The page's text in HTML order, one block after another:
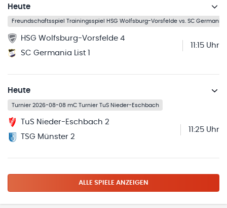
Heute
Freundschaftsspiel Trainingsspiel HSG Wolfsburg-Vorsfelde vs. SC Germania
HSG Wolfsburg-Vorsfelde 4
SC Germania List 1
11:15 Uhr
Heute
Turnier 2026-08-08 mC Turnier TuS Nieder-Eschbach
TuS Nieder-Eschbach 2
TSG Münster 2
11:25 Uhr
ALLE SPIELE ANZEIGEN